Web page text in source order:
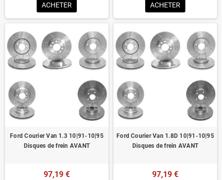
ACHETER ACHETER
Ford Courier Van 1.3 10|91-10|95
Disques de frein AVANT
97,19 €
Ford Courier Van 1.8D 10|91-10|95
Disques de frein AVANT
97,19 €